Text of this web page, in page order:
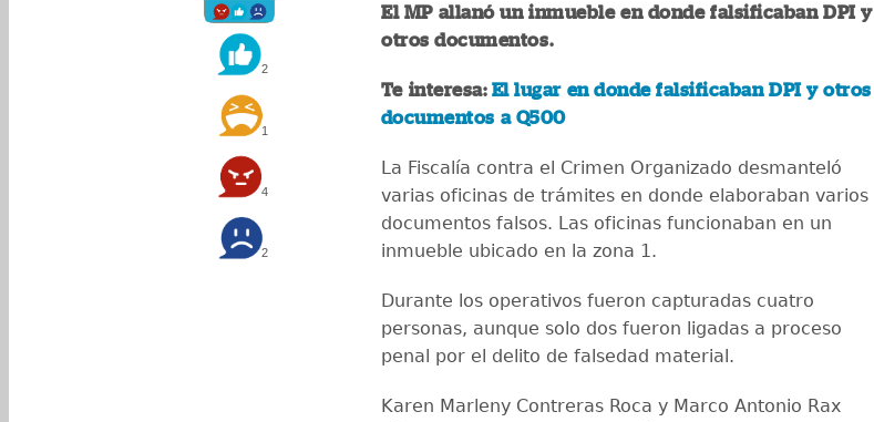
2
1
4
2
El MP allanó un inmueble en donde falsificaban DPI y
otros documentos.
Te interesa:El lugar en donde falsificaban DPI y otros
documentos a Q500
La Fiscalía contra el Crimen Organizado desmanteló
varias oficinas de trámites en donde elaboraban varios
documentos falsos. Las oficinas funcionaban en un
inmueble ubicado en la zona 1.
Durante los operativos fueron capturadas cuatro
personas, aunque solo dos fueron ligadas a proceso
penal por el delito de falsedad material.
Karen Marleny Contreras Roca y Marco Antonio Rax